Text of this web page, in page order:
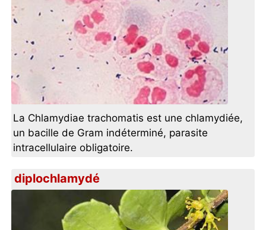
La Chlamydiae trachomatis est une chlamydiée,
un bacille de Gram indéterminé, parasite
intracellulaire obligatoire.
diplochlamydé